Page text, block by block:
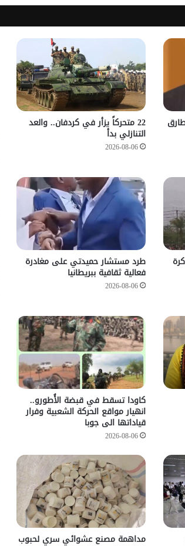
22 متحركاً يزأر في كردفان.. والعد
التنازلي بدأ
2026-08-06
طرد مستشار حميدتي على مغادرة
فعالية ثقافية ببريطانيا
2026-08-06
كاودا تسقط في قبضة الأُطورو..
انهيار مواقع الحركة الشعبية وفرار
قياداتها الى جوبا
2026-08-06
مداهمة مصنع عشوائي سري لحبوب